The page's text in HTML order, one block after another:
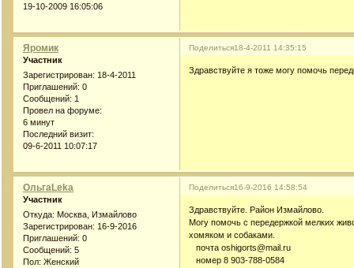
19-10-2009 16:05:06
Поделиться18-4-2011 14:35:15
Яромик
Участник
Зарегистрирован: 18-4-2011
Приглашений: 0
Сообщений: 1
Провел на форуме:
6 минут
Последний визит:
09-6-2011 10:07:17
Здравствуйте я тоже могу помочь
Поделиться16-9-2016 14:58:54
ОльгаLeka
Участник
Откуда: Москва, Измайлово
Зарегистрирован: 16-9-2016
Приглашений: 0
Сообщений: 5
Пол: Женский
Здравствуйте. Район Измайлово.
Могу помочь с передержкой мелких
хомяком и собаками.
почта oshigorts@mail.ru
номер 8 903-788-0584